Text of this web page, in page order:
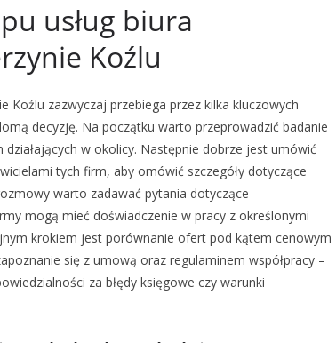
usług biura
Koźlu
Koźlu zazwyczaj przebiega przez kilka kluczowych
decyzję. Na początku warto przeprowadzić badanie
w okolicy. Następnie dobrze jest umówić
tych firm, aby omówić szczegóły dotyczące
warto zadawać pytania dotyczące
mogą mieć doświadczenie w pracy z określonymi
krokiem jest porównanie ofert pod kątem cenowym
się z umową oraz regulaminem współpracy –
za błędy księgowe czy warunki